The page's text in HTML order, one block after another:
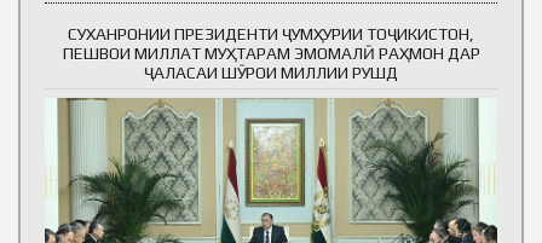
СУХАНРОНИИ ПРЕЗИДЕНТИ ҶУМҲУРИИ ТОҶИКИСТОН,
ПЕШВОИ МИЛЛАТ МУҲТАРАМ ЭМОМАЛӢ РАҲМОН ДАР
ҶАЛАСАИ ШӮРОИ МИЛЛИИ РУШД